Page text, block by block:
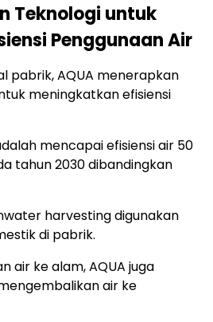
Teknologi untuk
Penggunaan Air
pabrik, AQUA menerapkan
meningkatkan efisiensi
mencapai efisiensi air 50
tahun 2030 dibandingkan
harvesting digunakan
di pabrik.
air ke alam, AQUA juga
air ke